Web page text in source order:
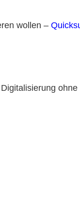
wollen –